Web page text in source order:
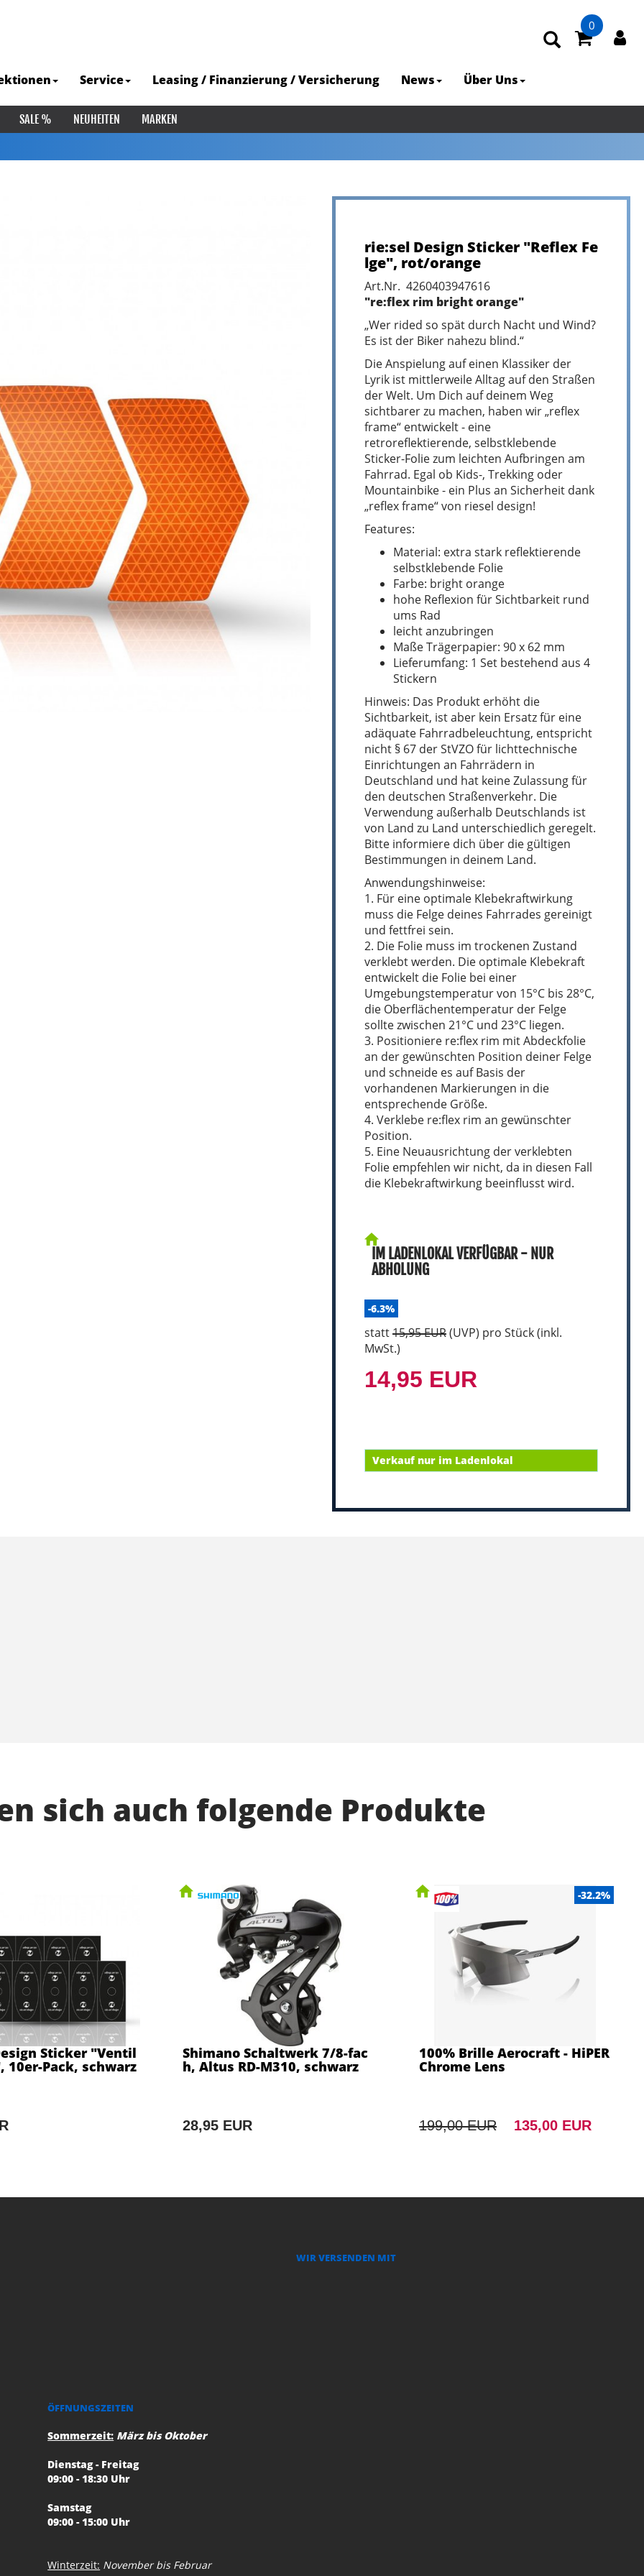
0
Service Leasing / Finanzierung / Versicherung News Über Uns
SALE % NEUHEITEN
MARKEN
rie:sel Design Sticker "Reflex Fe
lge", rot/orange
Art.Nr. 4260403947616
"re:flex rim bright orange"
„Wer rided so spät durch Nacht und Wind?
Es ist der Biker nahezu blind.“
Die Anspielung auf einen Klassiker der
Lyrik ist mittlerweile Alltag auf den Straßen
der Welt. Um Dich auf deinem Weg
sichtbarer zu machen, haben wir „reflex
frame“ entwickelt - eine
retroreflektierende, selbstklebende
Sticker-Folie zum leichten Aufbringen am
Fahrrad. Egal ob Kids-, Trekking oder
Mountainbike - ein Plus an Sicherheit dank
„reflex frame“ von riesel design!
Features:
Material: extra stark reflektierende
selbstklebende Folie
Farbe: bright orange
hohe Reflexion für Sichtbarkeit rund
ums Rad
leicht anzubringen
Maße Trägerpapier: 90 x 62 mm
Lieferumfang: 1 Set bestehend aus 4
Stickern
Hinweis: Das Produkt erhöht die
Sichtbarkeit, ist aber kein Ersatz für eine
adäquate Fahrradbeleuchtung, entspricht
nicht § 67 der StVZO für lichttechnische
Einrichtungen an Fahrrädern in
Deutschland und hat keine Zulassung für
den deutschen Straßenverkehr. Die
Verwendung außerhalb Deutschlands ist
von Land zu Land unterschiedlich geregelt.
Bitte informiere dich über die gültigen
Bestimmungen in deinem Land.
Anwendungshinweise:
1. Für eine optimale Klebekraftwirkung
muss die Felge deines Fahrrades gereinigt
und fettfrei sein.
2. Die Folie muss im trockenen Zustand
verklebt werden. Die optimale Klebekraft
entwickelt die Folie bei einer
Umgebungstemperatur von 15°C bis 28°C,
die Oberflächentemperatur der Felge
sollte zwischen 21°C und 23°C liegen.
3. Positioniere re:flex rim mit Abdeckfolie
an der gewünschten Position deiner Felge
und schneide es auf Basis der
vorhandenen Markierungen in die
entsprechende Größe.
4. Verklebe re:flex rim an gewünschter
Position.
5. Eine Neuausrichtung der verklebten
Folie empfehlen wir nicht, da in diesen Fall
die Klebekraftwirkung beeinflusst wird.
IM LADENLOKAL VERFÜGBAR - NUR
ABHOLUNG
-6.3%
statt15,95 EUR(UVP) pro Stück (inkl.
MwSt.)
14,95 EUR
Verkauf nur im Ladenlokal
sich auch folgende Produkte
Sticker "Ventil
10er-Pack, schwarz
Shimano Schaltwerk 7/8-fac
h, Altus RD-M310, schwarz
28,95 EUR
-32.2%
100% Brille Aerocraft - HiPER
Chrome Lens
199,00 EUR 135,00 EUR
WIR VERSENDEN MIT
ÖFFNUNGSZEITEN
Sommerzeit: März bis Oktober
Dienstag - Freitag
09:00 - 18:30 Uhr
Samstag
09:00 - 15:00 Uhr
Winterzeit: November bis Februar